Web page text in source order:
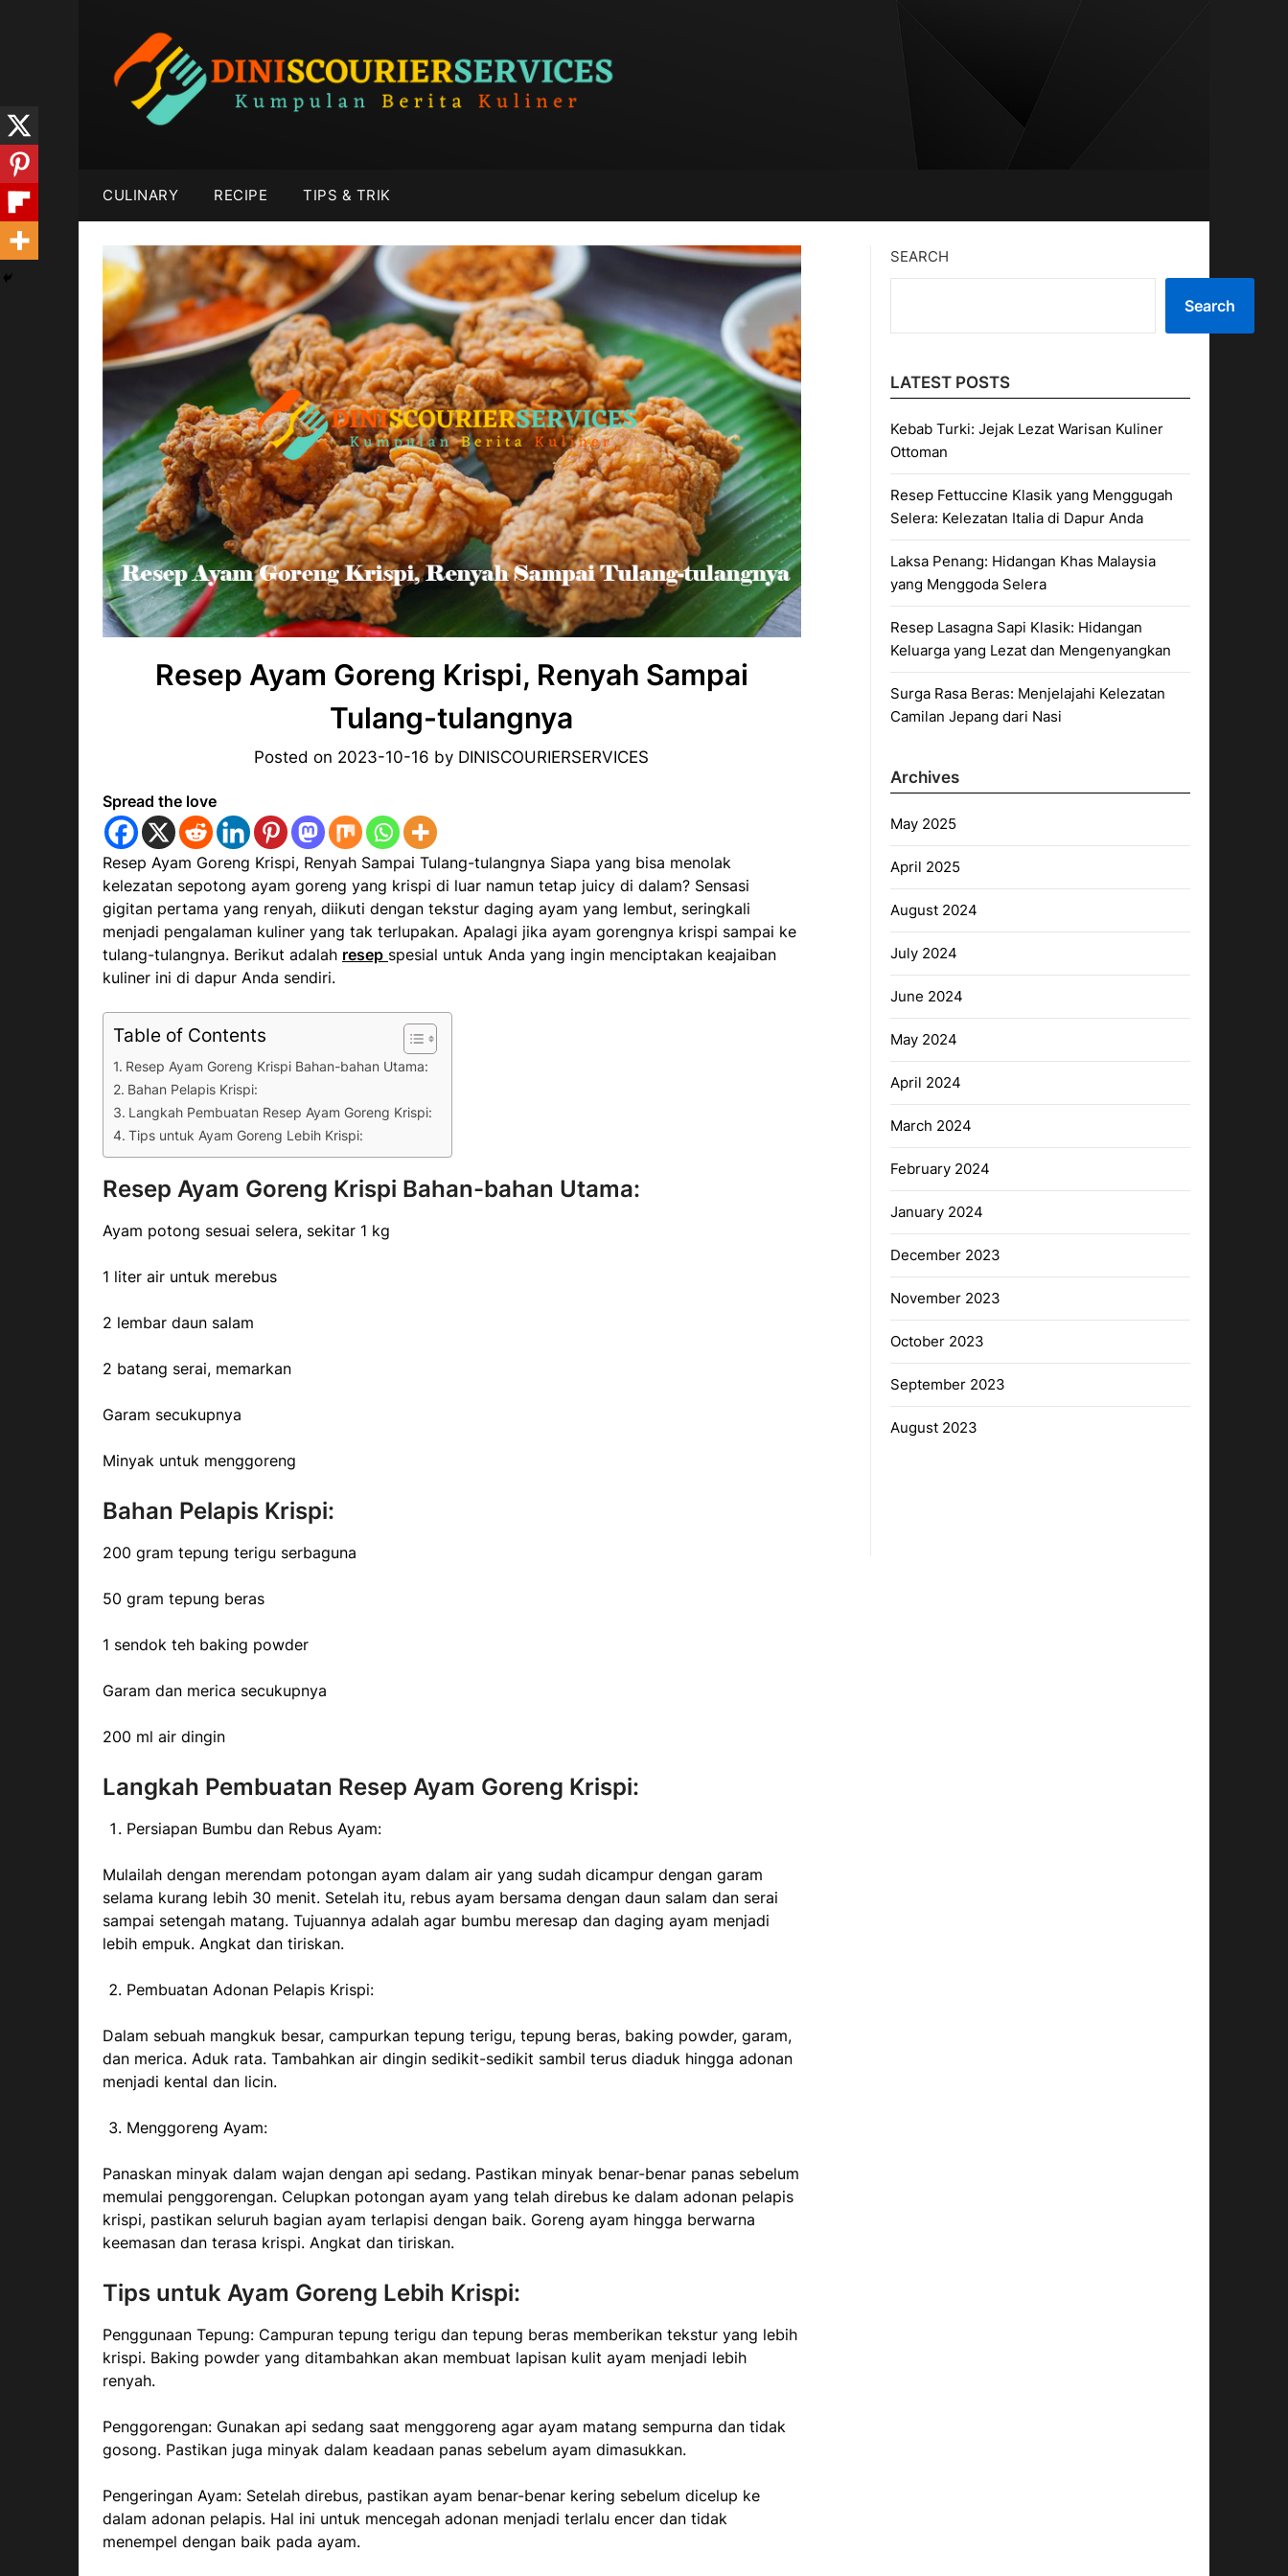
CULINARY RECIPE TIPS & TRIK
Resep Ayam Goreng Krispi, Renyah Sampai
Tulang-tulangnya
Posted on 2023-10-16 by DINISCOURIERSERVICES
Spread the love
Resep Ayam Goreng Krispi, Renyah Sampai Tulang-tulangnya Siapa yang bisa menolak
kelezatan sepotong ayam goreng yang krispi di luar namun tetap juicy di dalam? Sensasi
gigitan pertama yang renyah, diikuti dengan tekstur daging ayam yang lembut, seringkali
menjadi pengalaman kuliner yang tak terlupakan. Apalagi jika ayam gorengnya krispi sampai ke
tulang-tulangnya. Berikut adalah resep spesial untuk Anda yang ingin menciptakan keajaiban
kuliner ini di dapur Anda sendiri.
Table of Contents
Resep Ayam Goreng Krispi Bahan-bahan Utama:
Bahan Pelapis Krispi:
Langkah Pembuatan Resep Ayam Goreng Krispi:
Tips untuk Ayam Goreng Lebih Krispi:
Resep Ayam Goreng Krispi Bahan-bahan Utama:
Ayam potong sesuai selera, sekitar 1 kg
1 liter air untuk merebus
2 lembar daun salam
2 batang serai, memarkan
Garam secukupnya
Minyak untuk menggoreng
Bahan Pelapis Krispi:
200 gram tepung terigu serbaguna
50 gram tepung beras
1 sendok teh baking powder
Garam dan merica secukupnya
200 ml air dingin
Langkah Pembuatan Resep Ayam Goreng Krispi:
Persiapan Bumbu dan Rebus Ayam:
Mulailah dengan merendam potongan ayam dalam air yang sudah dicampur dengan garam
selama kurang lebih 30 menit. Setelah itu, rebus ayam bersama dengan daun salam dan serai
sampai setengah matang. Tujuannya adalah agar bumbu meresap dan daging ayam menjadi
lebih empuk. Angkat dan tiriskan.
Pembuatan Adonan Pelapis Krispi:
Dalam sebuah mangkuk besar, campurkan tepung terigu, tepung beras, baking powder, garam,
dan merica. Aduk rata. Tambahkan air dingin sedikit-sedikit sambil terus diaduk hingga adonan
menjadi kental dan licin.
Menggoreng Ayam:
Panaskan minyak dalam wajan dengan api sedang. Pastikan minyak benar-benar panas sebelum
memulai penggorengan. Celupkan potongan ayam yang telah direbus ke dalam adonan pelapis
krispi, pastikan seluruh bagian ayam terlapisi dengan baik. Goreng ayam hingga berwarna
keemasan dan terasa krispi. Angkat dan tiriskan.
Tips untuk Ayam Goreng Lebih Krispi:
Penggunaan Tepung: Campuran tepung terigu dan tepung beras memberikan tekstur yang lebih
krispi. Baking powder yang ditambahkan akan membuat lapisan kulit ayam menjadi lebih
renyah.
Penggorengan: Gunakan api sedang saat menggoreng agar ayam matang sempurna dan tidak
gosong. Pastikan juga minyak dalam keadaan panas sebelum ayam dimasukkan.
Pengeringan Ayam: Setelah direbus, pastikan ayam benar-benar kering sebelum dicelup ke
dalam adonan pelapis. Hal ini untuk mencegah adonan menjadi terlalu encer dan tidak
menempel dengan baik pada ayam.
SEARCH
Search
LATEST POSTS
Kebab Turki: Jejak Lezat Warisan Kuliner
Ottoman
Resep Fettuccine Klasik yang Menggugah
Selera: Kelezatan Italia di Dapur Anda
Laksa Penang: Hidangan Khas Malaysia
yang Menggoda Selera
Resep Lasagna Sapi Klasik: Hidangan
Keluarga yang Lezat dan Mengenyangkan
Surga Rasa Beras: Menjelajahi Kelezatan
Camilan Jepang dari Nasi
Archives
May 2025
April 2025
August 2024
July 2024
June 2024
May 2024
April 2024
March 2024
February 2024
January 2024
December 2023
November 2023
October 2023
September 2023
August 2023